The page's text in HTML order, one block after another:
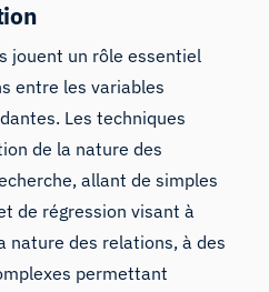
jouent un rôle essentiel
entre les variables
Les techniques
de la nature des
allant de simples
de régression visant à
nature des relations, à des
permettant